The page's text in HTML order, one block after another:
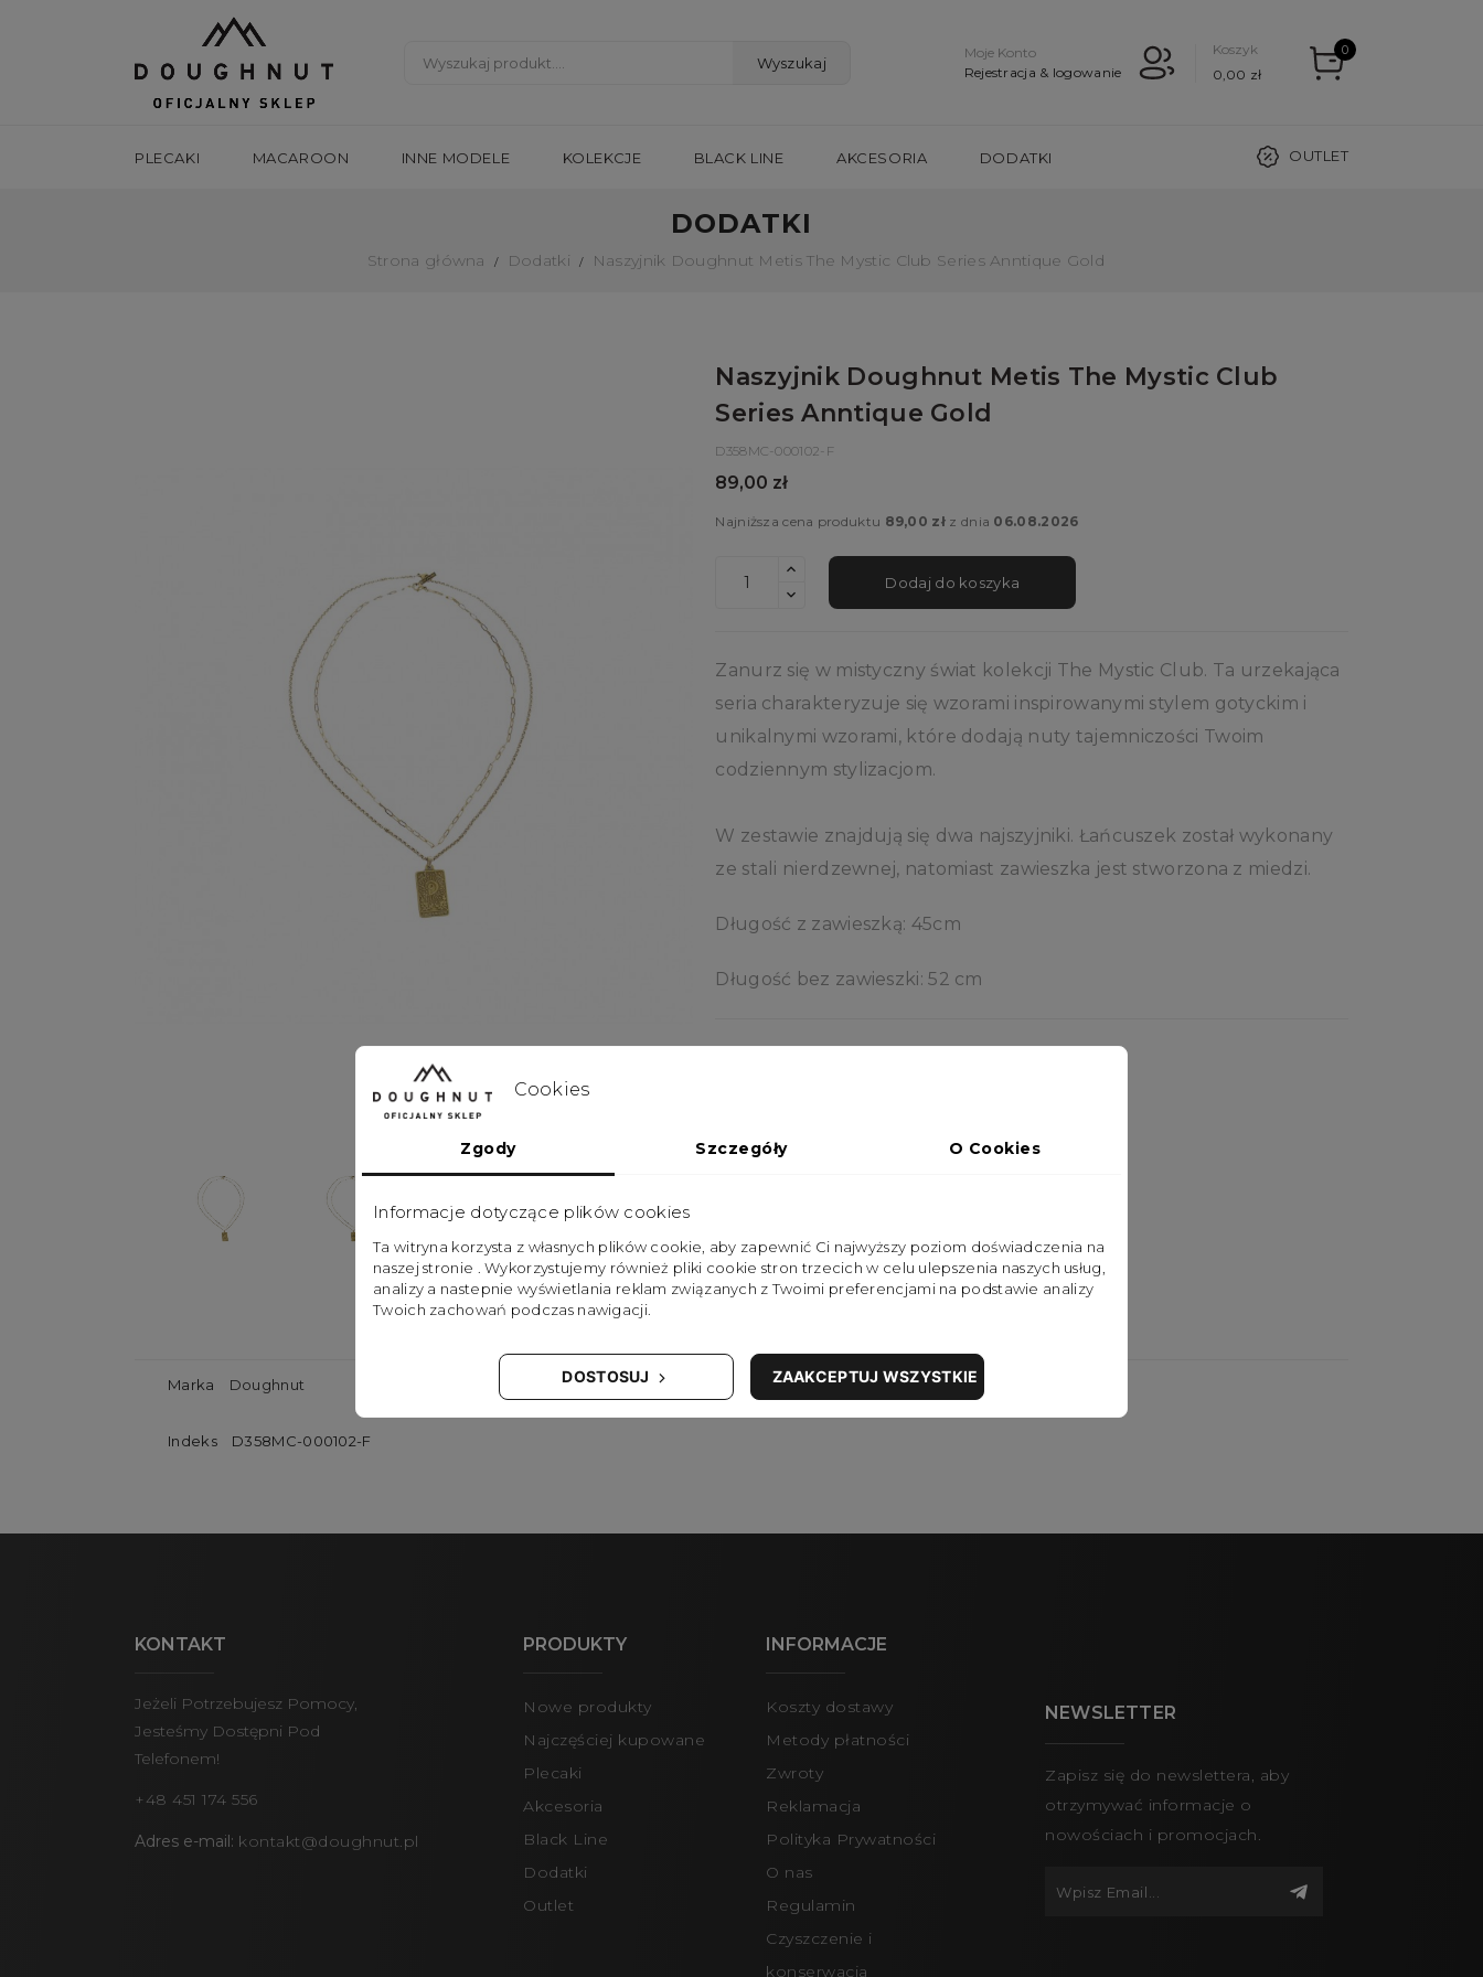
Koszyk
0,00 zł
0
Moje Konto
Rejestracja & logowanie
Wyszukaj
PLECAKI MACAROON INNE MODELE KOLEKCJE BLACK LINE AKCESORIA DODATKI OUTLET
DODATKI
Strona główna Dodatki Naszyjnik Doughnut Metis The Mystic Club Series Anntique Gold
Naszyjnik Doughnut Metis The Mystic Club
Series Anntique Gold
D358MC-000102-F
89,00 zł
Najniższa cena produktu 89,00 zł z dnia 06.08.2026
Dodaj do koszyka
Zanurz się w mistyczny świat kolekcji The Mystic Club. Ta urzekająca
seria charakteryzuje się wzorami inspirowanymi stylem gotyckim i
unikalnymi wzorami, które dodają nuty tajemniczości Twoim
codziennym stylizacjom.
W zestawie znajdują się dwa najszyjniki. Łańcuszek został wykonany
ze stali nierdzewnej, natomiast zawieszka jest stworzona z miedzi.
Długość z zawieszką: 45cm
Długość bez zawieszki: 52 cm
Marka Doughnut
Indeks D358MC-000102-F
KONTAKT
Jeżeli Potrzebujesz Pomocy,
Jesteśmy Dostępni Pod
Telefonem!
+48 451 174 556
Adres e-mail: kontakt@doughnut.pl
PRODUKTY
Nowe produkty
Najczęściej kupowane
Plecaki
Akcesoria
Black Line
Dodatki
Outlet
INFORMACJE
Koszty dostawy
Metody płatności
Zwroty
Reklamacja
Polityka Prywatności
O nas
Regulamin
Czyszczenie i
konserwacja
NEWSLETTER
Zapisz się do newslettera, aby
otrzymywać informacje o
nowościach i promocjach.
Cookies
Zgody Szczegóły O Cookies
Informacje dotyczące plików cookies
Ta witryna korzysta z własnych plików cookie, aby zapewnić Ci najwyższy poziom doświadczenia na
naszej stronie . Wykorzystujemy również pliki cookie stron trzecich w celu ulepszenia naszych usług,
analizy a nastepnie wyświetlania reklam związanych z Twoimi preferencjami na podstawie analizy
Twoich zachowań podczas nawigacji.
DOSTOSUJ ZAAKCEPTUJ WSZYSTKIE